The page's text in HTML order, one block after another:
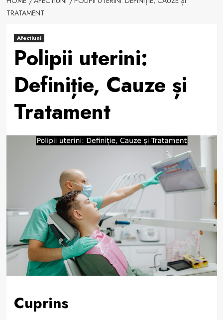
TRATAMENT
Afectiuni
Polipii uterini:
Definiție, Cauze și
Tratament
Cuprins